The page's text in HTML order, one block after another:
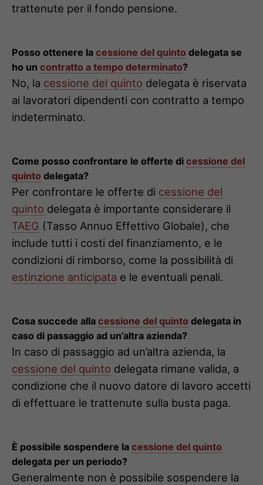
trattenute per il fondo pensione.
Posso ottenere la cessione del quinto delegata se
ho un contratto a tempo determinato?
No, la cessione del quinto delegata è riservata
ai lavoratori dipendenti con contratto a tempo
indeterminato.
Come posso confrontare le offerte di cessione del
quinto delegata?
Per confrontare le offerte di cessione del
quinto delegata è importante considerare il
TAEG (Tasso Annuo Effettivo Globale), che
include tutti i costi del finanziamento, e le
condizioni di rimborso, come la possibilità di
estinzione anticipata e le eventuali penali.
Cosa succede alla cessione del quinto delegata in
caso di passaggio ad un’altra azienda?
In caso di passaggio ad un’altra azienda, la
cessione del quinto delegata rimane valida, a
condizione che il nuovo datore di lavoro accetti
di effettuare le trattenute sulla busta paga.
È possibile sospendere la cessione del quinto
delegata per un periodo?
Generalmente non è possibile sospendere la